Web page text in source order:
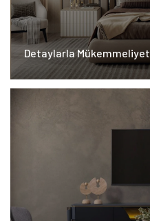
Detaylarla Mükemmeliyet